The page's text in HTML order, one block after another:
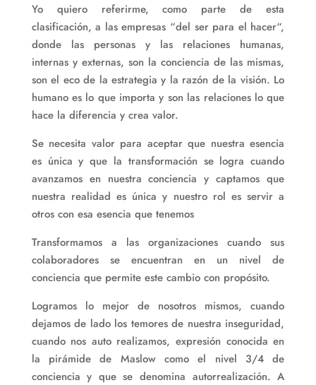
Yo quiero referirme, como parte de esta
clasificación, a las empresas “del ser para el hacer“,
donde las personas y las relaciones humanas,
internas y externas, son la conciencia de las mismas,
son el eco de la estrategia y la razón de la visión. Lo
humano es lo que importa y son las relaciones lo que
hace la diferencia y crea valor.
Se necesita valor para aceptar que nuestra esencia
es única y que la transformación se logra cuando
avanzamos en nuestra conciencia y captamos que
nuestra realidad es única y nuestro rol es servir a
otros con esa esencia que tenemos
Transformamos a las organizaciones cuando sus
colaboradores se encuentran en un nivel de
conciencia que permite este cambio con propósito.
Logramos lo mejor de nosotros mismos, cuando
dejamos de lado los temores de nuestra inseguridad,
cuando nos auto realizamos, expresión conocida en
la pirámide de Maslow como el nivel 3/4 de
conciencia y que se denomina autorrealización. A